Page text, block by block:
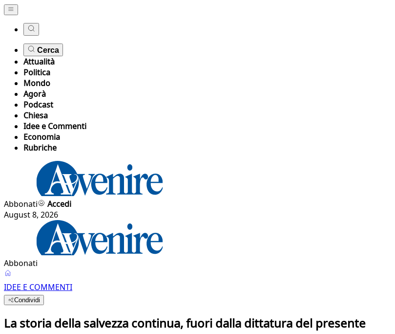
Cerca
Attualità
Politica
Mondo
Agorà
Podcast
Chiesa
Idee e Commenti
Economia
Rubriche
Abbonati
Accedi
August 8, 2026
Abbonati
IDEE E COMMENTI
Condividi
La storia della salvezza continua, fuori dalla dittatura del presente